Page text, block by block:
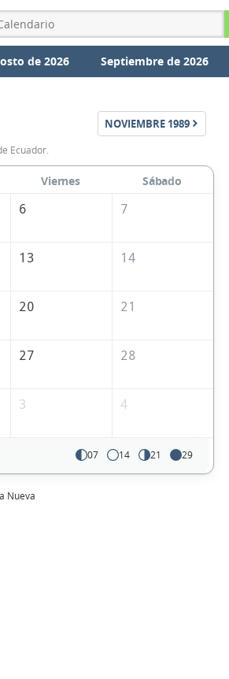
de 2026 Septiembre de 2026
NOVIEMBRE 1989
Ecuador.
Viernes
Sábado
6 7
13 14
20 21
27 28
3 4
07 14 21 29
Nueva